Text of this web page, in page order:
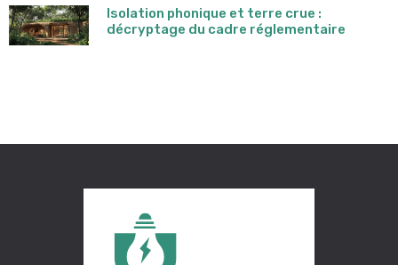
Isolation phonique et terre crue :
décryptage du cadre réglementaire